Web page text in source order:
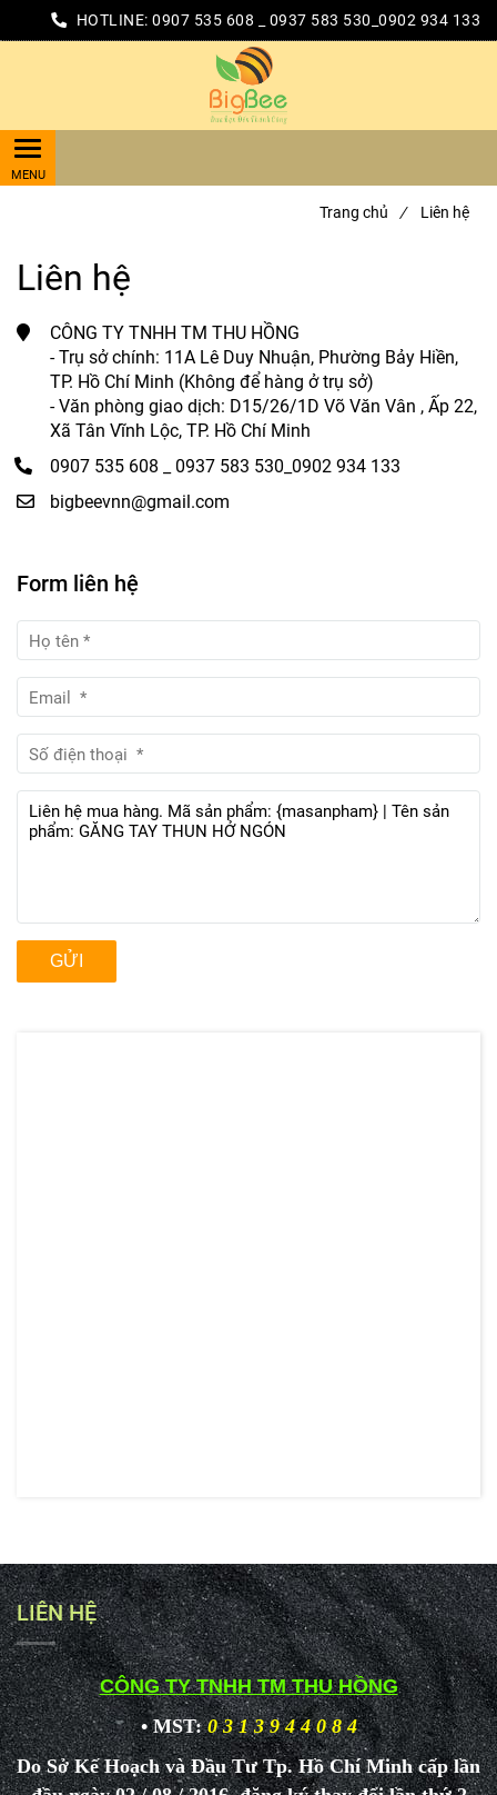
HOTLINE: 0907 535 608 _ 0937 583 530_0902 934 133
Trang chủ / Liên hệ
Liên hệ
CÔNG TY TNHH TM THU HỒNG
- Trụ sở chính: 11A Lê Duy Nhuận, Phường Bảy Hiền,
TP. Hồ Chí Minh (Không để hàng ở trụ sở)
- Văn phòng giao dịch: D15/26/1D Võ Văn Vân , Ấp 22,
Xã Tân Vĩnh Lộc, TP. Hồ Chí Minh
0907 535 608 _ 0937 583 530_0902 934 133
bigbeevnn@gmail.com
Form liên hệ
GỬI
LIÊN HỆ
CÔNG TY TNHH TM THU HỒNG
• MST: 0 3 1 3 9 4 4 0 8 4
Do Sở Kế Hoạch và Đầu Tư Tp. Hồ Chí Minh cấp lần